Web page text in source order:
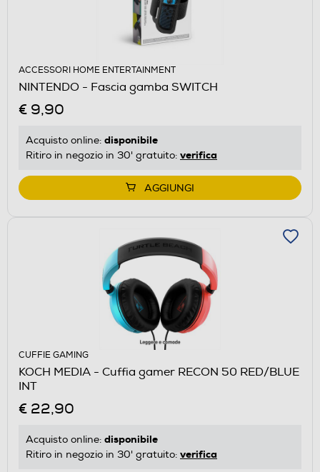
ACCESSORI HOME ENTERTAINMENT
NINTENDO - Fascia gamba SWITCH
€ 9,90
Acquisto online: disponibile
Ritiro in negozio in 30' gratuito: verifica
AGGIUNGI
CUFFIE GAMING
KOCH MEDIA - Cuffia gamer RECON 50 RED/BLUE
INT
€ 22,90
Acquisto online: disponibile
Ritiro in negozio in 30' gratuito: verifica